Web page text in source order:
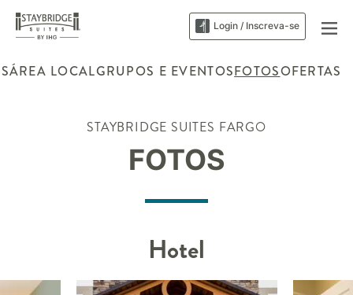
Login / Inscreva-se
ÁREA LOCALGRUPOS E EVENTOSFOTOSOFERTAS
STAYBRIDGE SUITES FARGO
FOTOS
Hotel